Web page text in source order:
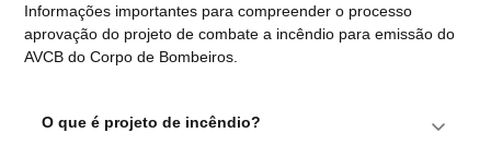
Informações importantes para compreender o processo
aprovação do projeto de combate a incêndio para emissão do
AVCB do Corpo de Bombeiros.
O que é projeto de incêndio?